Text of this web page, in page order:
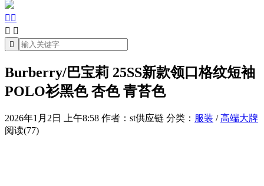
 
 

Burberry/巴宝莉 25SS新款领口格纹短袖
POLO衫黑色 杏色 青苔色
2026年1月2日 上午8:58 作者：st供应链 分类： 服装 /高端大牌
阅读(77)